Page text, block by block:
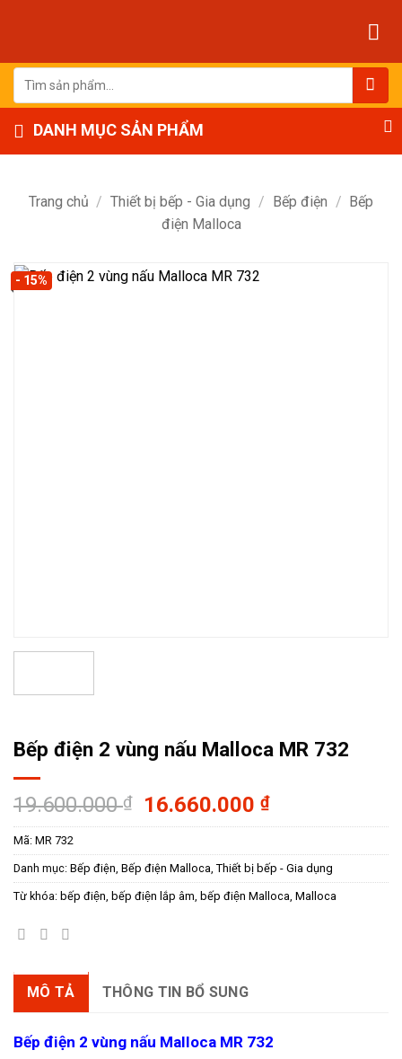
dung
Tìm
kiếm:
DANH MỤC SẢN PHẨM
Trang chủ / Thiết bị bếp - Gia dụng / Bếp điện /
Bếp
điện Malloca
- 15%
Bếp điện 2 vùng nấu Malloca MR 732
19.600.000₫
Giá
gốc
19.600.000 ₫.
16.660.000₫Giá
hiện
là:
16.660.000
Mã: MR 732
Danh mục: Bếp điện, Bếp điện Malloca, Thiết bị bếp - Gia dụng
Từ khóa: bếp điện, bếp điện lắp âm, bếp điện Malloca, Malloca
MÔ TẢ THÔNG TIN BỔ SUNG
Bếp điện 2 vùng nấu Malloca MR 732